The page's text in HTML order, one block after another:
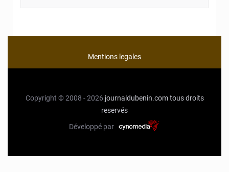
Mentions legales
Copyright © 2008 - 2026 journaldubenin.com tous droits
reservés
Développé par